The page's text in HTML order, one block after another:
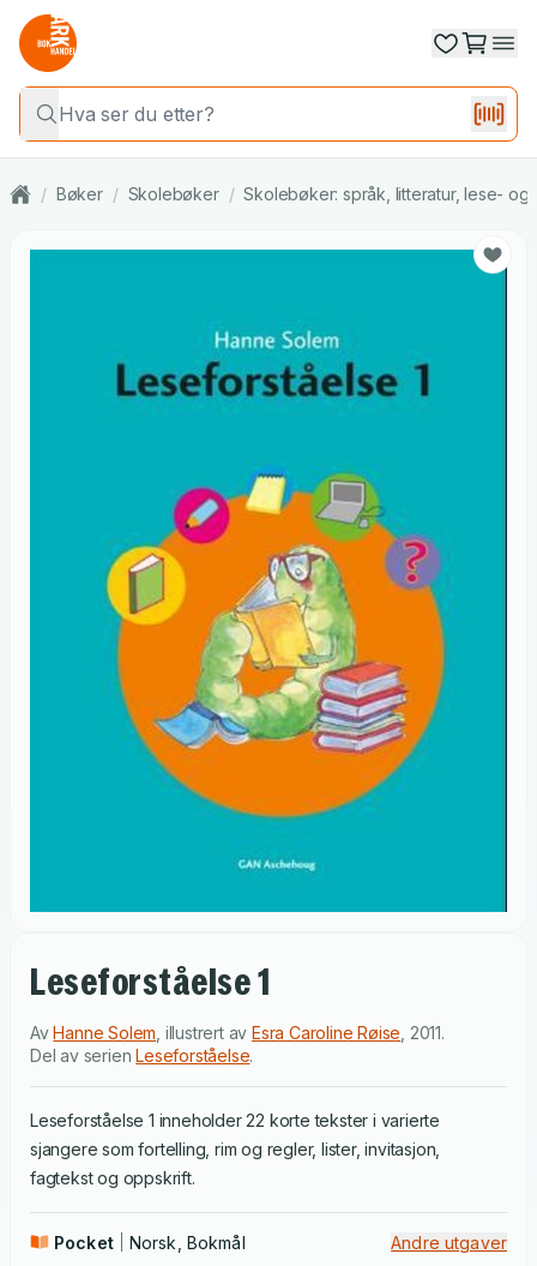
/ Bøker / Skolebøker / Skolebøker: språk, litteratur, lese-
Leseforståelse 1
AvHanne Solem illustrert avEsra Caroline Røise 2011.
Del av serienLeseforståelse.
Leseforståelse 1 inneholder 22 korte tekster i varierte
sjangere som fortelling, rim og regler, lister, invitasjon,
fagtekst og oppskrift.
Pocket Norsk, Bokmål Andre utgaver